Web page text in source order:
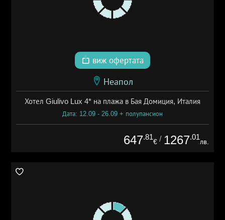
виж офертата
Неапол
Хотел Giulivo Lux 4* на плажа в Бая Домиция, Италия
Дата: 12.09 - 26.09 + полупансион
647.81
€ / 1267.01
лв.